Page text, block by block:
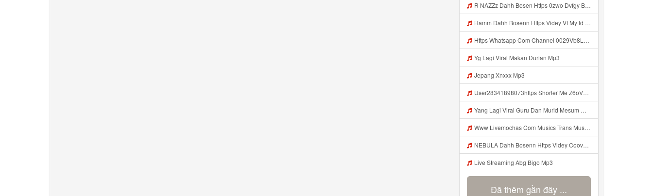
R NAZZz Dahh Bosen Https 0zwo Dvfgy Biz Id ᅠ ᅠ ᅠ ᅠ ᅠ ᅠ ᅠ ᅠ ᅠ ᅠ ᅠ ᅠ ᅠ ᅠ ᅠ ᅠ ᅠ ᅠ ᅠ ᅠ ᅠ ᅠ ᅠ ᅠ ᅠ ᅠ ᅠ ᅠ ᅠ ᅠ ᅠ ᅠ ᅠ ᅠ ᅠ ᅠ ᅠ Mp3
Hamm Dahh Bosenn Https Videy Vt My Id I2Om2 ᅠ ᅠ ᅠ ᅠ ᅠ ᅠ ᅠ ᅠ ᅠ ᅠ ᅠ ᅠ ᅠ ᅠ ᅠ ᅠ ᅠ ᅠ ᅠ ᅠ Ok ᅠ ᅠ ᅠ ᅠ ᅠ ᅠ ᅠ ᅠ ᅠ ᅠ ᅠ ᅠ ᅠ ᅠ ᅠ ᅠ ᅠ ᅠ ᅠ ᅠ ᅠ ᅠ ᅠ ᅠ ᅠ ᅠ ᅠ ᅠ ᅠ ᅠ ᅠ ᅠ ᅠ ᅠ ᅠ ᅠ ᅠ ᅠ ᅠ ᅠ Hamm Dahh Bosenn Https Videy Vt My Id I2Om2 ᅠ ᅠ ᅠ ᅠ ᅠ ᅠ ᅠ ᅠ ᅠ ᅠ ᅠ ᅠ ᅠ ᅠ ᅠ ᅠ ᅠ ᅠ ᅠ ᅠ Ok ᅠ Mp3
Https Whatsapp Com Channel 0029Vb8LnMP11ulIpvQ9Yz1v Mp3
Yg Lagi Viral Makan Durian Mp3
Jepang Xnxxx Mp3
User28341898073https Shorter Me Z6oV1 Https Shorter Me Z6ov1 Mp3
Yang Lagi Viral Guru Dan Murid Mesum Mp3
Www Livemochas Com Musics Trans Musics Lyrics 20bokep 20viral 20yang 20uwess 20yang 20mp3 Engine 1 Mp3
NEBULA Dahh Bosenn Https Videy Coov8 Duvc6 Biz Id ᅠ ᅠ ᅠ ᅠ ᅠ ᅠ ᅠ ᅠ ᅠ ᅠ ᅠ ᅠ ᅠ ᅠ ᅠ ᅠ ᅠ ᅠ ᅠ ᅠ OKK ᅠ ᅠ ᅠ ᅠ ᅠ ᅠ ᅠ ᅠ ᅠ ᅠ ᅠ ᅠ ᅠ ᅠ ᅠ ᅠ ᅠ ᅠ ᅠ ᅠ ᅠ ᅠ ᅠ ᅠ ᅠ ᅠ ᅠ ᅠ ᅠ ᅠ ᅠ ᅠ ᅠ ᅠ ᅠ ᅠ ᅠ ᅠ ᅠ ᅠ Https Videy Coov8 Duvc6 Biz Id Mp3
Live Streaming Abg Bigo Mp3
Đã thêm gần đây ...